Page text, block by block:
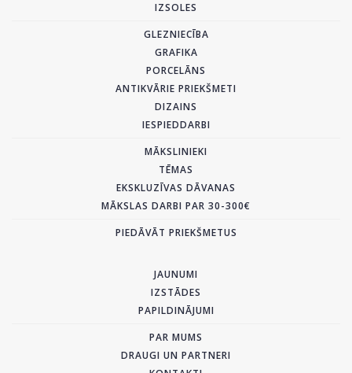
IZSOLES
GLEZNIECĪBA
GRAFIKA
PORCELĀNS
ANTIKVĀRIE PRIEKŠMETI
DIZAINS
IESPIEDDARBI
MĀKSLINIEKI
TĒMAS
EKSKLUZĪVAS DĀVANAS
MĀKSLAS DARBI PAR 30-300€
PIEDĀVĀT PRIEKŠMETUS
JAUNUMI
IZSTĀDES
PAPILDINĀJUMI
PAR MUMS
DRAUGI UN PARTNERI